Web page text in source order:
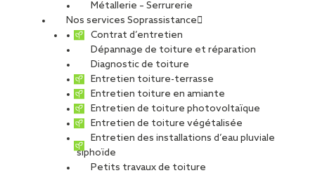
Métallerie – Serrurerie
Nos services Soprassistance
Contrat d’entretien
Dépannage de toiture et réparation
Diagnostic de toiture
Entretien toiture-terrasse
Entretien toiture en amiante
Entretien de toiture photovoltaïque
Entretien de toiture végétalisée
Entretien des installations d’eau pluviale
siphoïde
Petits travaux de toiture